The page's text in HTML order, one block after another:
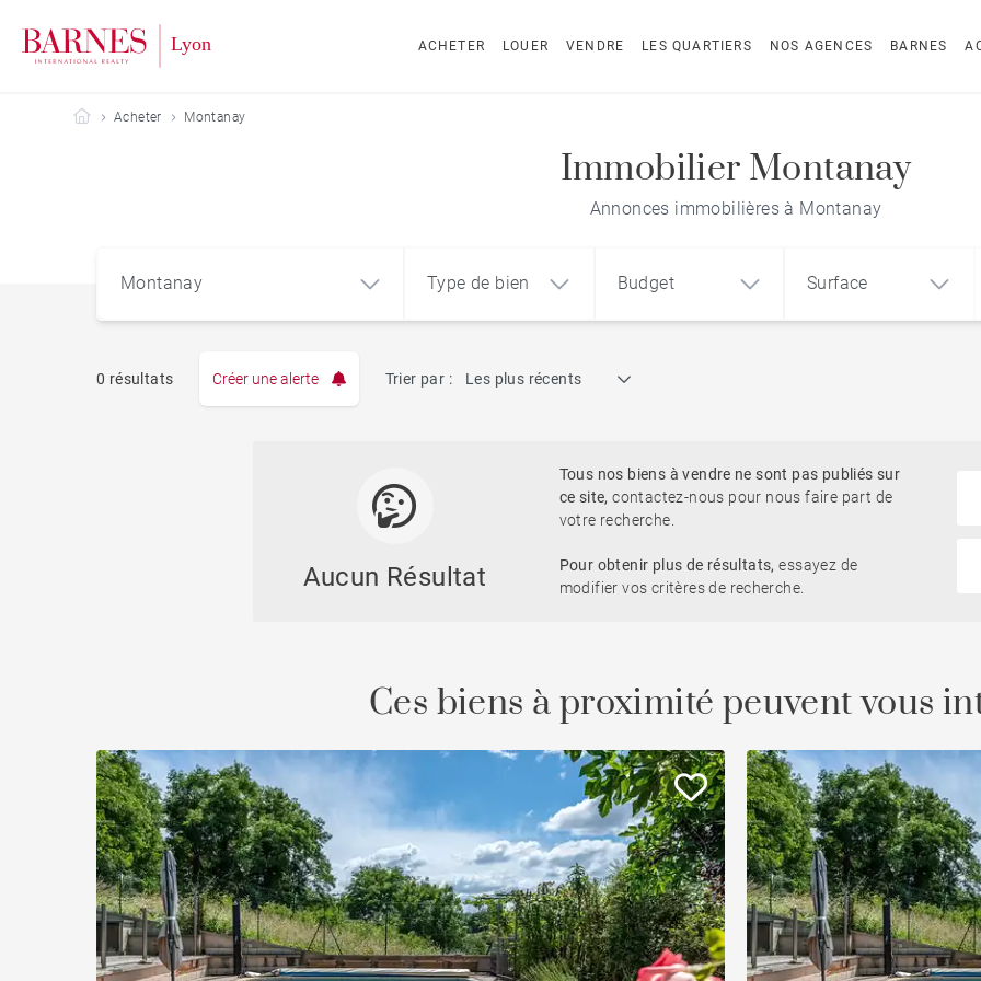
ACHETER LOUER VENDRE LES QUARTIERS NOS AGENCES BARNES
Barnes Lyon
Acheter Montanay
Immobilier Montanay
Annonces immobilières à Montanay
Montanay Type de bien
Maison Terrain
Château Programme Propriété
Budget Surface
Propriétés & Châteaux
Pied-à-terre
À rénover
Ascenseur
Accès PMR
Garage / Carport /
0 résultats Créer une alerte Trier par : Les plus récents
Aucun Résultat
Tous nos biens à vendre ne sont pas publiés sur
ce site,contactez-nous pour nous faire part de
votre recherche.
Pour obtenir plus de résultats,essayez de
modifier vos critères de recherche.
Ces biens à proximité peuvent vous